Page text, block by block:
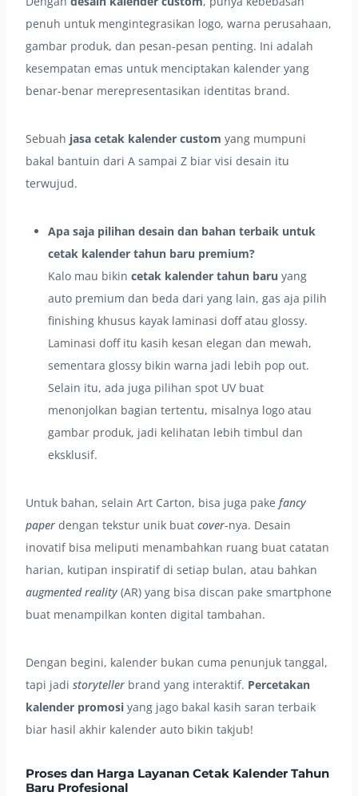
penuh untuk mengintegrasikan logo, warna perusahaan,
gambar produk, dan pesan-pesan penting. Ini adalah
kesempatan emas untuk menciptakan kalender yang
benar-benar merepresentasikan identitas brand.
Sebuah jasa cetak kalender custom yang mumpuni
bakal bantuin dari A sampai Z biar visi desain itu
terwujud.
Apa saja pilihan desain dan bahan terbaik untuk
cetak kalender tahun baru premium?
Kalo mau bikin cetak kalender tahun baru yang
auto premium dan beda dari yang lain, gas aja pilih
finishing khusus kayak laminasi doff atau glossy.
Laminasi doff itu kasih kesan elegan dan mewah,
sementara glossy bikin warna jadi lebih pop out.
Selain itu, ada juga pilihan spot UV buat
menonjolkan bagian tertentu, misalnya logo atau
gambar produk, jadi kelihatan lebih timbul dan
eksklusif.
Untuk bahan, selain Art Carton, bisa juga pake fancy
paper dengan tekstur unik buat cover-nya. Desain
inovatif bisa meliputi menambahkan ruang buat catatan
harian, kutipan inspiratif di setiap bulan, atau bahkan
augmented reality (AR) yang bisa discan pake smartphone
buat menampilkan konten digital tambahan.
Dengan begini, kalender bukan cuma penunjuk tanggal,
tapi jadi storyteller brand yang interaktif. Percetakan
kalender promosi yang jago bakal kasih saran terbaik
biar hasil akhir kalender auto bikin takjub!
Proses dan Harga Layanan Cetak Kalender Tahun
Baru Profesional